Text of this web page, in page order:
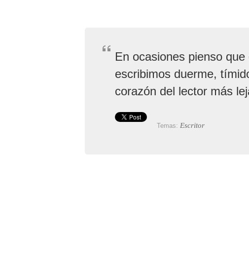
En ocasiones pienso
escribimos duerme,
corazón del lector más
Temas: Escritor